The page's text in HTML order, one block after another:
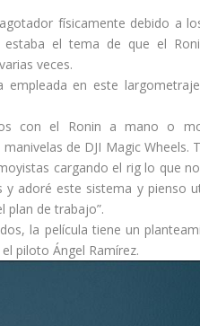
físicamente debido a
el tema de que el
veces.
empleada en este
con el Ronin a mano o
de DJI Magic
cargando el rig lo que
y adoré este sistema y
plan de trabajo”.
la película tiene un
piloto Ángel Ramírez.